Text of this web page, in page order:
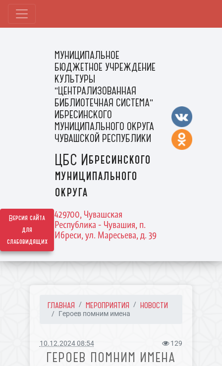
Версия сайта
для
слабовидящих
МУНИЦИПАЛЬНОЕ
БЮДЖЕТНОЕ УЧРЕЖДЕНИЕ
КУЛЬТУРЫ
"ЦЕНТРАЛИЗОВАННАЯ
БИБЛИОТЕЧНАЯ СИСТЕМА"
ИБРЕСИНСКОГО
МУНИЦИПАЛЬНОГО ОКРУГА
ЧУВАШСКОЙ РЕСПУБЛИКИ
ЦБС Ибресинского
муниципального
округа
429700, Чувашская
Республика - Чувашия, п.
Ибреси, ул. Маресьева, д. 39
ГЛАВНАЯ МЕРОПРИЯТИЯ НОВОСТИ
Героев помним имена
10.12.2024 08:54 129
ГЕРОЕВ ПОМНИМ ИМЕНА